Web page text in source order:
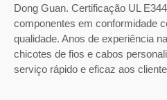
Dong Guan. Certificação UL
componentes em conformidade
qualidade. Anos de experiência
chicotes de fios e cabos
serviço rápido e eficaz aos